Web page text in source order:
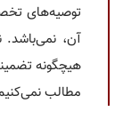
توصیه‌های
آن،
هیچگونه
مطالب